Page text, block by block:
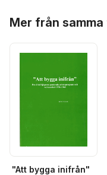
Mer från
"Att bygga inifrån"